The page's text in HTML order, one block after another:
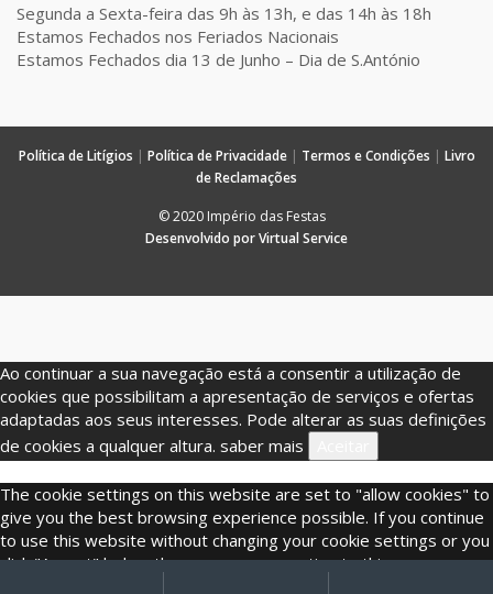
Segunda a Sexta-feira das 9h às 13h, e das 14h às 18h
Estamos Fechados nos Feriados Nacionais
Estamos Fechados dia 13 de Junho – Dia de S.António
Política de Litígios | Política de Privacidade| Termos e Condições | Livro
de Reclamações
© 2020 Império das Festas
Desenvolvido por Virtual Service
Ao continuar a sua navegação está a consentir a utilização de
cookies que possibilitam a apresentação de serviços e ofertas
adaptadas aos seus interesses. Pode alterar as suas definições
de cookies a qualquer altura. saber mais
The cookie settings on this website are set to "allow cookies" to
give you the best browsing experience possible. If you continue
to use this website without changing your cookie settings or you
click "Accept" below then you are consenting to this.